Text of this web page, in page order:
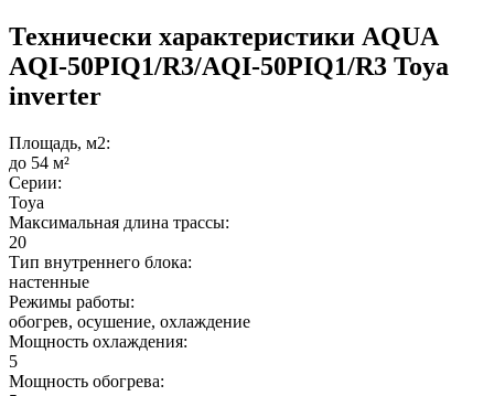
Технически характеристики AQUA
AQI-50PIQ1/R3/AQI-50PIQ1/R3 Toya
inverter
Площадь, м2:
до 54 м²
Серии:
Toya
Максимальная длина трассы:
20
Тип внутреннего блока:
настенные
Режимы работы:
обогрев, осушение, охлаждение
Мощность охлаждения:
5
Мощность обогрева: